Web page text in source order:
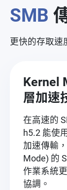
SMB
更快的存取速
Kernel
層加速
在高速的
h5.2 能使
加速傳輸
Mode) 的
作業系統
協調。